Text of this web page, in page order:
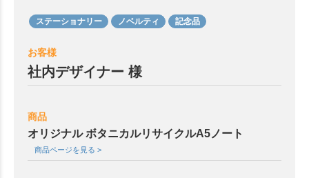
ステーショナリー ノベルティ 記念品
お客様
社内デザイナー 様
商品
オリジナル ボタニカルリサイクルA5ノート
商品ページを見る >